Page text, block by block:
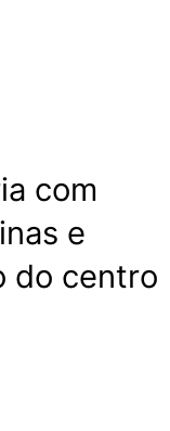
com
e
do centro